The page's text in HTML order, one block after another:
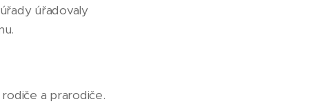
úřadovaly
a prarodiče.